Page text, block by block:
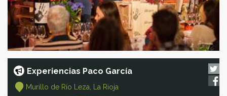
Experiencias Paco García
Murillo de Río Leza, La Rioja